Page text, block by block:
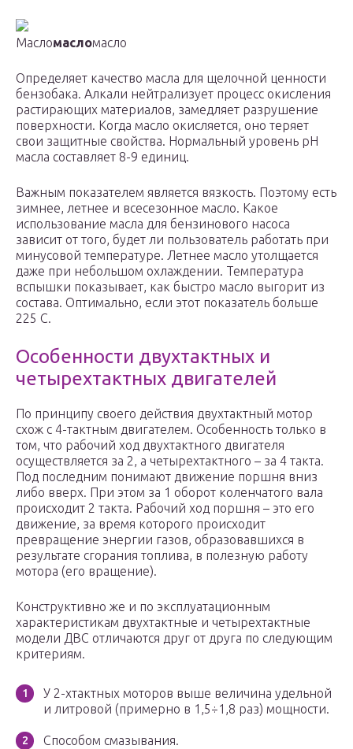
Масломасломасло
Определяет качество масла для щелочной ценности
бензобака. Алкали нейтрализует процесс окисления
растирающих материалов, замедляет разрушение
поверхности. Когда масло окисляется, оно теряет
свои защитные свойства. Нормальный уровень pH
масла составляет 8-9 единиц.
Важным показателем является вязкость. Поэтому есть
зимнее, летнее и всесезонное масло. Какое
использование масла для бензинового насоса
зависит от того, будет ли пользователь работать при
минусовой температуре. Летнее масло утолщается
даже при небольшом охлаждении. Температура
вспышки показывает, как быстро масло выгорит из
состава. Оптимально, если этот показатель больше
225 С.
Особенности двухтактных и
четырехтактных двигателей
По принципу своего действия двухтактный мотор
схож с 4-тактным двигателем. Особенность только в
том, что рабочий ход двухтактного двигателя
осуществляется за 2, а четырехтактного – за 4 такта.
Под последним понимают движение поршня вниз
либо вверх. При этом за 1 оборот коленчатого вала
происходит 2 такта. Рабочий ход поршня – это его
движение, за время которого происходит
превращение энергии газов, образовавшихся в
результате сгорания топлива, в полезную работу
мотора (его вращение).
Конструктивно же и по эксплуатационным
характеристикам двухтактные и четырехтактные
модели ДВС отличаются друг от друга по следующим
критериям.
У 2-хтактных моторов выше величина удельной
и литровой (примерно в 1,5÷1,8 раз) мощности.
Способом смазывания.